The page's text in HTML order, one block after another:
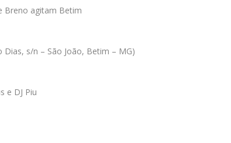
Breno agitam Betim
Dias, s/n – São João, Betim – MG)
e DJ Piu